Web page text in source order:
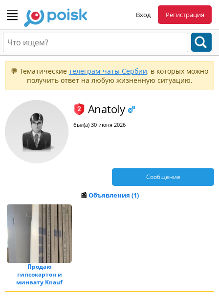
Вход Регистрация
💬 Тематические телеграм-чаты Сербии, в которых можно
получить ответ на любую жизненную ситуацию.
Anatoly
был(а) 30 июня 2026
Сообщение
📰 Объявления (1)
Продаю
гипсокартон и
минвату Knauf